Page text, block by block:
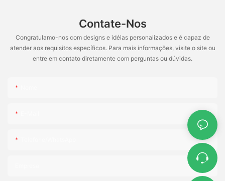
Contate-Nos
Congratulamo-nos com designs e idéias personalizados e é capaz de
atender aos requisitos específicos. Para mais informações, visite o site ou
entre em contato diretamente com perguntas ou dúvidas.